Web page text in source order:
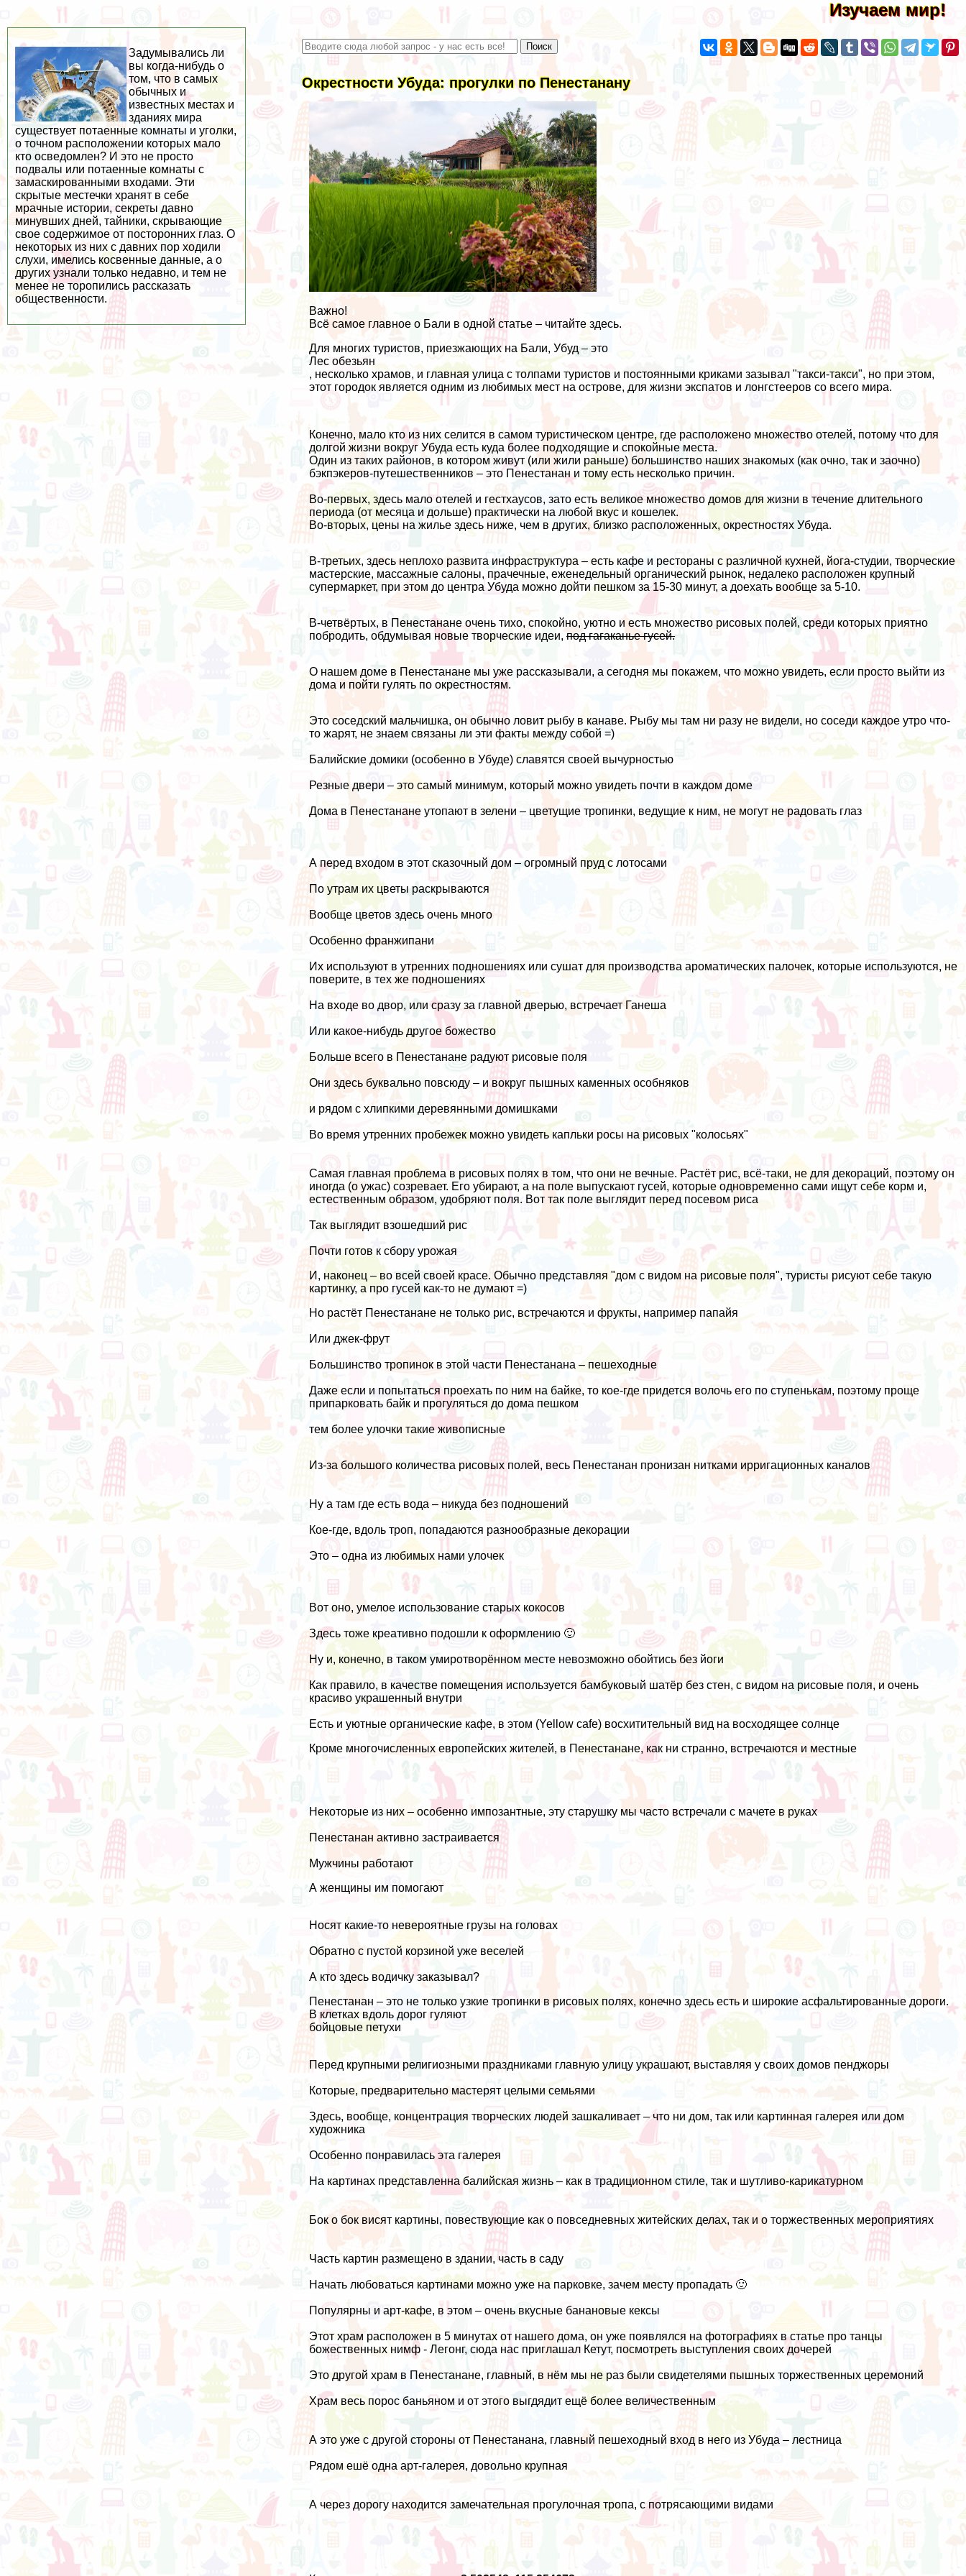
Изучаем мир!
Окрестности Убуда: прогулки по Пенестанану
Важно!
Всё самое главное о Бали в одной статье – читайте здесь.
Для многих туристов, приезжающих на Бали, Убуд – это
Лес обезьян
, несколько храмов, и главная улица с толпами туристов и постоянными криками зазывал "такси-такси", но при этом,
этот городок является одним из любимых мест на острове, для жизни экспатов и лонгстееров со всего мира.
Конечно, мало кто из них селится в самом туристическом центре, где расположено множество отелей, потому что для
долгой жизни вокруг Убуда есть куда более подходящие и спокойные места.
Один из таких районов, в котором живут (или жили раньше) большинство наших знакомых (как очно, так и заочно)
бэкпэкеров-путешественников – это Пенестанан и тому есть несколько причин.
Во-первых, здесь мало отелей и гестхаусов, зато есть великое множество домов для жизни в течение длительного
периода (от месяца и дольше) практически на любой вкус и кошелек.
Во-вторых, цены на жилье здесь ниже, чем в других, близко расположенных, окрестностях Убуда.
В-третьих, здесь неплохо развита инфраструктура – есть кафе и рестораны с различной кухней, йога-студии, творческие
мастерские, массажные салоны, прачечные, еженедельныйорганический рынок, недалеко расположен крупный
супермаркет, при этом до центра Убуда можно дойти пешком за 15-30 минут, а доехать вообще за 5-10.
В-четвёртых, в Пенестанане очень тихо, спокойно, уютно и есть множество рисовых полей, среди которых приятно
побродить, обдумывая новые творческие идеи,под гагаканье гусей.
О нашем доме в Пенестанане мы уже рассказывали, а сегодня мы покажем, что можно увидеть, если просто выйти из
дома и пойти гулять по окрестностям.
Это соседский мальчишка, он обычно ловит рыбу в канаве. Рыбу мы там ни разу не видели, но соседи каждое утро что-
то жарят, не знаем связаны ли эти факты между собой =)
Балийские домики (особенно в Убуде) славятся своей вычурностью
Резные двери – это самый минимум, который можно увидеть почти в каждом доме
Дома в Пенестанане утопают в зелени – цветущие тропинки, ведущие к ним, не могут не радовать глаз
А перед входом в этот сказочный дом – огромный пруд с лотосами
По утрам их цветы раскрываются
Вообще цветов здесь очень много
Особенно франжипани
Их используют вутренних подношениях или сушат для производства ароматических палочек, которые используются, не
поверите, в тех же подношениях
На входе во двор, или сразу за главной дверью, встречает Ганеша
Или какое-нибудь другое божество
Больше всего в Пенестанане радуют рисовые поля
Они здесь буквально повсюду – и вокруг пышных каменных особняков
и рядом с хлипкими деревянными домишками
Во время утренних пробежек можно увидеть капльки росы на рисовых "колосьях"
Самая главная проблема в рисовых полях в том, что они не вечные. Растёт рис, всё-таки, не для декораций, поэтому он
иногда (о ужас) созревает. Его убирают, а на поле выпускают гусей, которые одновременно сами ищут себе корм и,
естественным образом, удобряют поля. Вот так поле выглядит перед посевом риса
Так выглядит взошедший рис
Почти готов к сбору урожая
И, наконец – во всей своей красе. Обычно представляя "дом с видом на рисовые поля", туристы рисуют себе такую
картинку, а про гусей как-то не думают =)
Но растёт Пенестанане не только рис, встречаются ифрукты, например папайя
Или джек-фрут
Большинство тропинок в этой части Пенестанана – пешеходные
Даже если и попытаться проехать по ним на байке, то кое-где придется волочь его по ступенькам, поэтому проще
припарковать байк и прогуляться до дома пешком
тем более улочки такие живописные
Из-за большого количества рисовых полей, весь Пенестанан пронизан нитками ирригационных каналов
Ну а там где есть вода – никуда без подношений
Кое-где, вдоль троп, попадаются разнообразные декорации
Это – одна из любимых нами улочек
Вот оно, умелое использование старых кокосов
Здесь тоже креативно подошли к оформлению 🙂
Ну и, конечно, в таком умиротворённом месте невозможно обойтись без йоги
Как правило, в качестве помещения используется бамбуковый шатёр без стен, с видом на рисовые поля, и очень
красиво украшенный внутри
Есть и уютные органические кафе, в этом (Yellow cafe) восхитительный вид на восходящее солнце
Кроме многочисленных европейских жителей, в Пенестанане, как ни странно, встречаются и местные
Некоторые из них – особенно импозантные, эту старушку мы часто встречали с мачете в руках
Пенестанан активно застраивается
Мужчины работают
А женщины им помогают
Носят какие-то невероятные грузы на головах
Обратно с пустой корзиной уже веселей
А кто здесь водичку заказывал?
Пенестанан – это не только узкие тропинки в рисовых полях, конечно здесь есть и широкие асфальтированные дороги.
В клетках вдоль дорог гуляют
бойцовые петухи
Перед крупными религиозными праздниками главную улицу украшают, выставляя у своих домов пенджоры
Которые, предварительно мастерят целыми семьями
Здесь, вообще, концентрация творческих людей зашкаливает – что ни дом, так или картинная галерея или дом
художника
Особенно понравилась эта галерея
На картинах представленна балийская жизнь – как в традиционном стиле, так и шутливо-карикатурном
Бок о бок висят картины, повествующие как о повседневных житейских делах, так и о торжественных мероприятиях
Часть картин размещено в здании, часть в саду
Начать любоваться картинами можно уже на парковке, зачем месту пропадать 🙂
Популярны и арт-кафе, в этом – очень вкусные банановые кексы
Этот храм расположен в 5 минутах от нашего дома, он уже появлялся на фотографиях в статье про танцы
божественных нимф -Легонг, сюда нас приглашал Кетут, посмотреть выступления своих дочерей
Это другой храм в Пенестанане, главный, в нём мы не раз были свидетелями пышных торжественных церемоний
Храм весь порос баньяном и от этого выгдядит ещё более величественным
А это уже с другой стороны от Пенестанана, главный пешеходный вход в него из Убуда – лестница
Рядом ешё одна арт-галерея, довольно крупная
А через дорогу находится замечательная прогулочная тропа, с потрясающими видами
Задумывались ли
вы когда-нибудь о
том, что в самых
обычных и
известных местах и
зданиях мира
существует потаенные комнаты и уголки,
о точном расположении которых мало
кто осведомлен? И это не просто
подвалы или потаенные комнаты с
замаскированными входами. Эти
скрытые местечки хранят в себе
мрачные истории, секреты давно
минувших дней, тайники, скрывающие
свое содержимое от посторонних глаз. О
некоторых из них с давних пор ходили
слухи, имелись косвенные данные, а о
других узнали только недавно, и тем не
менее не торопились рассказать
общественности.